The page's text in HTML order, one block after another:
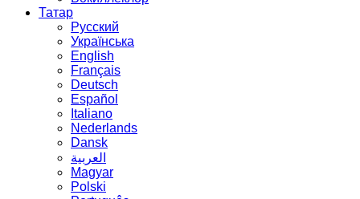
Татар
Русский
Українська
English
Français
Deutsch
Español
Italiano
Nederlands
Dansk
العربية
Magyar
Polski